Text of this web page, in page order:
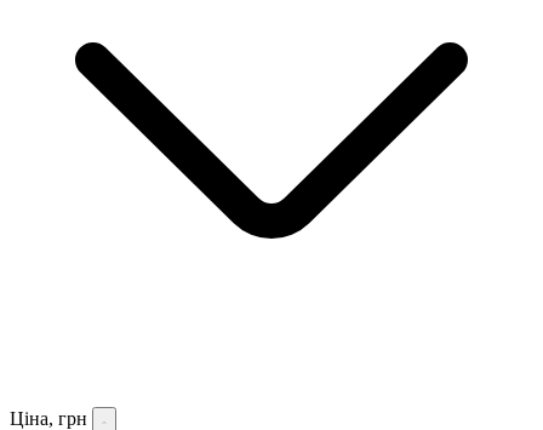
Ціна, грн